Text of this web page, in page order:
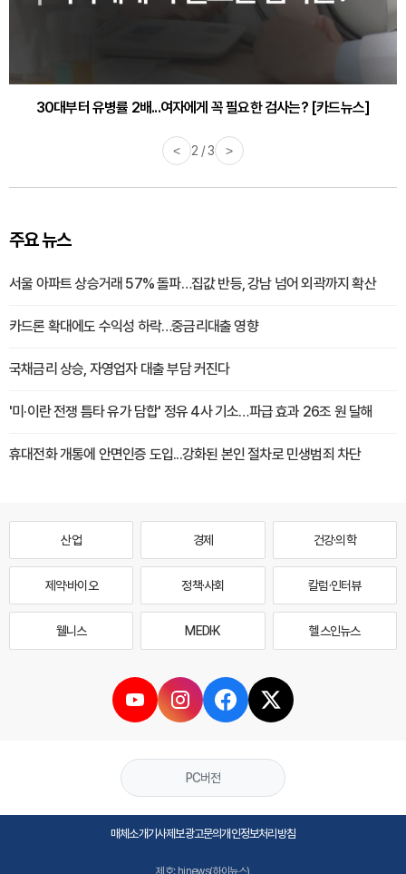
30대부터 유병률 2배...여자에게 꼭 필요한 검사는? [카드뉴스]
감기·독감 예방하고 면역력 높이는 4가지 영양제 [카드뉴스]
< 2 / 3 >
주요 뉴스
서울 아파트 상승거래 57% 돌파…집값 반등, 강남 넘어 외곽까지 확산
카드론 확대에도 수익성 하락…중금리대출 영향
국채금리 상승, 자영업자 대출 부담 커진다
'미·이란 전쟁 틈타 유가 담합' 정유 4사 기소…파급 효과 26조 원 달해
휴대전화 개통에 안면인증 도입...강화된 본인 절차로 민생범죄 차단
산업 경제 건강·의학
제약·바이오 정책·사회 칼럼·인터뷰
웰니스 MEDI·K 헬스인뉴스
PC버전
매체소개기사제보광고문의개인정보처리방침
제호: hinews(하이뉴스)